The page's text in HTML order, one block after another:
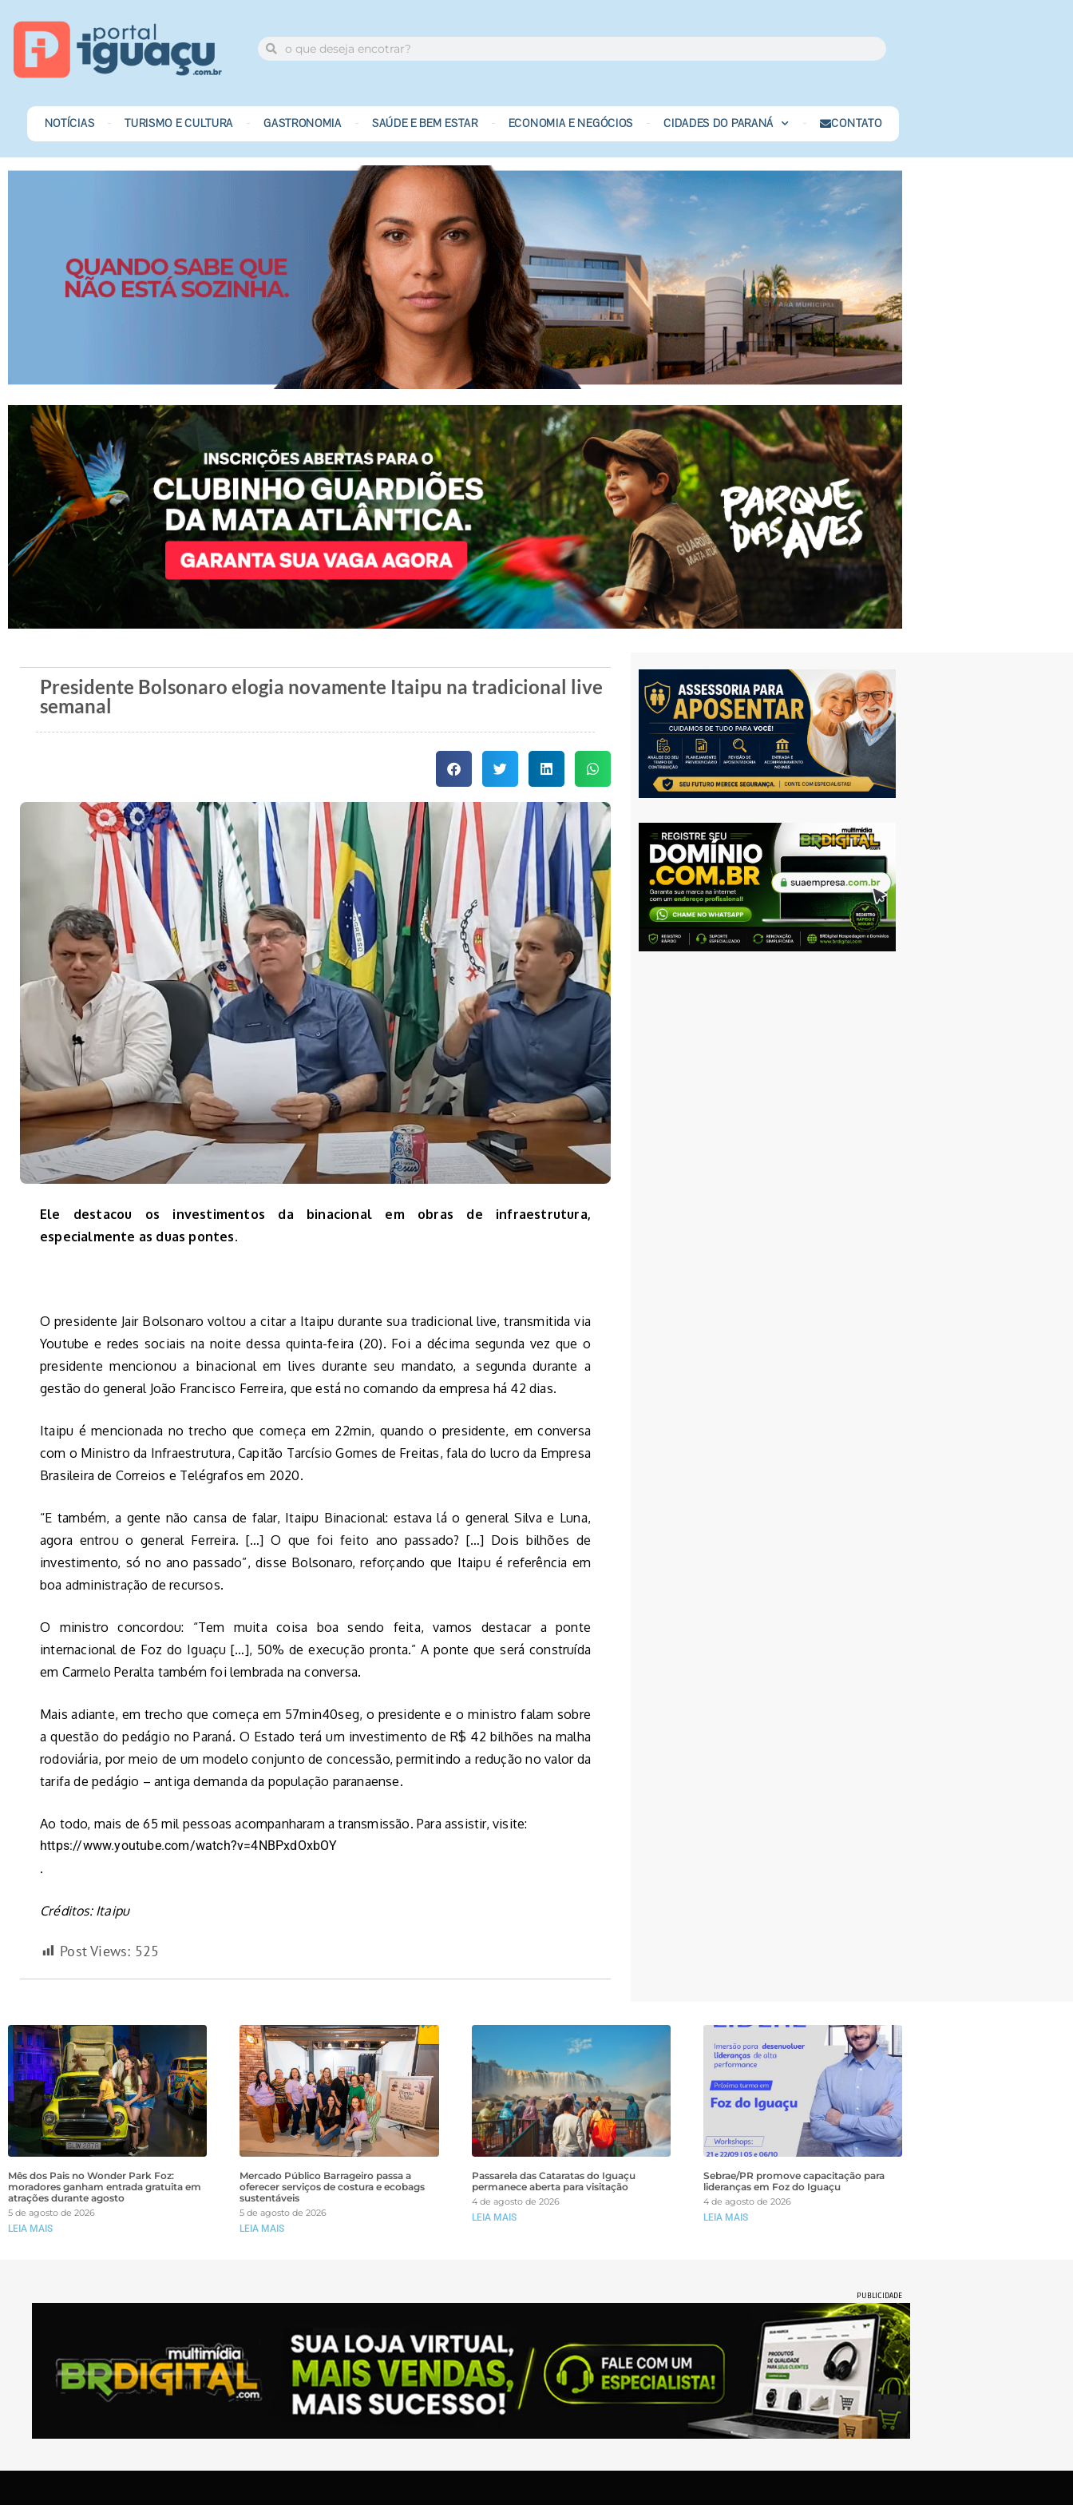
NOTÍCIAS TURISMO E CULTURA GASTRONOMIA SAÚDE E BEM ESTAR ECONOMIA E NEGÓCIOS CIDADES DO PARANÁ CONTATO
Presidente Bolsonaro elogia novamente Itaipu na tradicional live
semanal
Ele destacou os investimentos da binacional em obras de infraestrutura,
especialmente as duas pontes.
O presidente Jair Bolsonaro voltou a citar a Itaipu durante sua tradicional live, transmitida via
Youtube e redes sociais na noite dessa quinta-feira (20). Foi a décima segunda vez que o
presidente mencionou a binacional em lives durante seu mandato, a segunda durante a
gestão do general João Francisco Ferreira, que está no comando da empresa há 42 dias.
Itaipu é mencionada no trecho que começa em 22min, quando o presidente, em conversa
com o Ministro da Infraestrutura, Capitão Tarcísio Gomes de Freitas, fala do lucro da Empresa
Brasileira de Correios e Telégrafos em 2020.
“E também, a gente não cansa de falar, Itaipu Binacional: estava lá o general Silva e Luna,
agora entrou o general Ferreira. […] O que foi feito ano passado? […] Dois bilhões de
investimento, só no ano passado”, disse Bolsonaro, reforçando que Itaipu é referência em
boa administração de recursos.
O ministro concordou: “Tem muita coisa boa sendo feita, vamos destacar a ponte
internacional de Foz do Iguaçu […], 50% de execução pronta.” A ponte que será construída
em Carmelo Peralta também foi lembrada na conversa.
Mais adiante, em trecho que começa em 57min40seg, o presidente e o ministro falam sobre
a questão do pedágio no Paraná. O Estado terá um investimento de R$ 42 bilhões na malha
rodoviária, por meio de um modelo conjunto de concessão, permitindo a redução no valor da
tarifa de pedágio – antiga demanda da população paranaense.
Ao todo, mais de 65 mil pessoas acompanharam a transmissão. Para assistir, visite:
https://www.youtube.com/watch?v=4NBPxdOxbOY
.
Créditos: Itaipu
Post Views: 525
Mês dos Pais no Wonder Park Foz:
moradores ganham entrada gratuita em
atrações durante agosto
5 de agosto de 2026
LEIA MAIS
Mercado Público Barrageiro passa a
oferecer serviços de costura e ecobags
sustentáveis
5 de agosto de 2026
LEIA MAIS
Passarela das Cataratas do Iguaçu
permanece aberta para visitação
4 de agosto de 2026
LEIA MAIS
Sebrae/PR promove capacitação para
lideranças em Foz do Iguaçu
4 de agosto de 2026
LEIA MAIS
PUBLICIDADE